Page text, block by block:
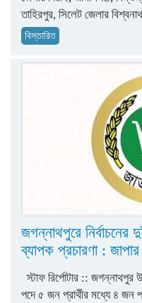
তাহিরপুর, সিলেট জেলার
বিস্তারিত
জগন্নাথপুরে নির্বাচনের
ব্যাপক প্রচারণা :
স্টাফ রির্পোটার :: জগন্নাথপুর
পদে ৫ জন প্রার্থীর মধ্যে ৪ জন